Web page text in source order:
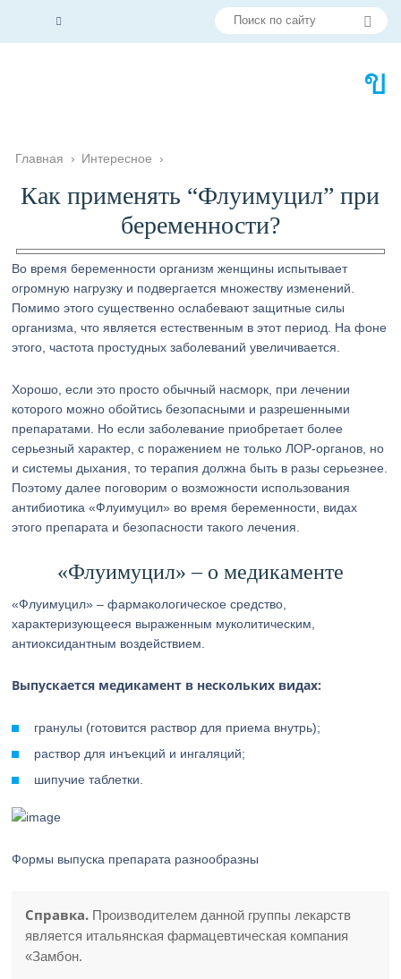
Главная › Интересное ›
Как применять “Флуимуцил” при
беременности?
Во время беременности организм женщины испытывает
огромную нагрузку и подвергается множеству изменений.
Помимо этого существенно ослабевают защитные силы
организма, что является естественным в этот период. На фоне
этого, частота простудных заболеваний увеличивается.
Хорошо, если это просто обычный насморк, при лечении
которого можно обойтись безопасными и разрешенными
препаратами. Но если заболевание приобретает более
серьезный характер, с поражением не только ЛОР-органов, но
и системы дыхания, то терапия должна быть в разы серьезнее.
Поэтому далее поговорим о возможности использования
антибиотика «Флуимуцил» во время беременности, видах
этого препарата и безопасности такого лечения.
«Флуимуцил» – о медикаменте
«Флуимуцил» – фармакологическое средство,
характеризующееся выраженным муколитическим,
антиоксидантным воздействием.
Выпускается медикамент в нескольких видах:
гранулы (готовится раствор для приема внутрь);
раствор для инъекций и ингаляций;
шипучие таблетки.
Формы выпуска препарата разнообразны
Справка. Производителем данной группы лекарств
является итальянская фармацевтическая компания
«Замбон.